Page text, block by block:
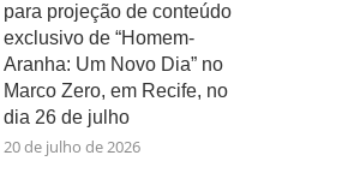
para projeção de conteúdo
exclusivo de “Homem-
Aranha: Um Novo Dia” no
Marco Zero, em Recife, no
dia 26 de julho
20 de julho de 2026